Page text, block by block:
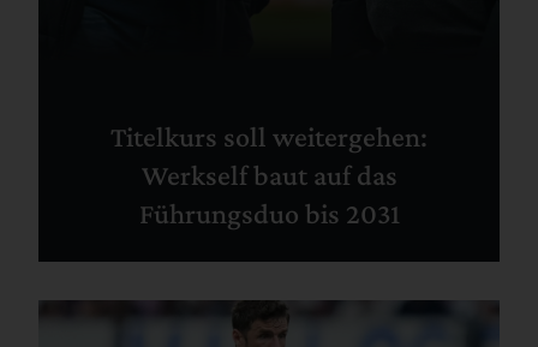
Titelkurs soll weitergehen:
Werkself baut auf das
Führungsduo bis 2031